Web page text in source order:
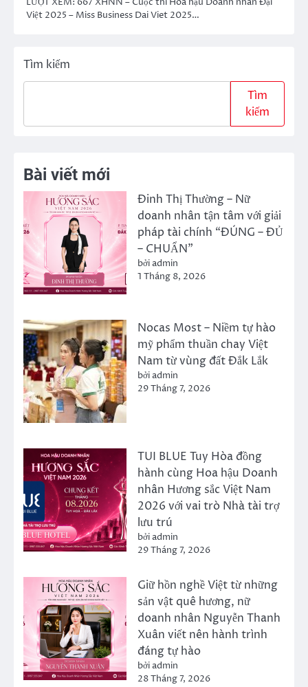
Việt 2025 – Miss Business Dai Viet 2025…
Tìm kiếm
Tìm
kiếm
Bài viết mới
Đinh Thị Thường – Nữ
doanh nhân tận tâm với giải
pháp tài chính “ĐÚNG – ĐỦ
– CHUẨN”
bởi admin
1 Tháng 8, 2026
Nocas Most – Niềm tự hào
mỹ phẩm thuần chay Việt
Nam từ vùng đất Đắk Lắk
bởi admin
29 Tháng 7, 2026
TUI BLUE Tuy Hòa đồng
hành cùng Hoa hậu Doanh
nhân Hương sắc Việt Nam
2026 với vai trò Nhà tài trợ
lưu trú
bởi admin
29 Tháng 7, 2026
Giữ hồn nghề Việt từ những
sản vật quê hương, nữ
doanh nhân Nguyễn Thanh
Xuân viết nên hành trình
đáng tự hào
bởi admin
28 Tháng 7, 2026